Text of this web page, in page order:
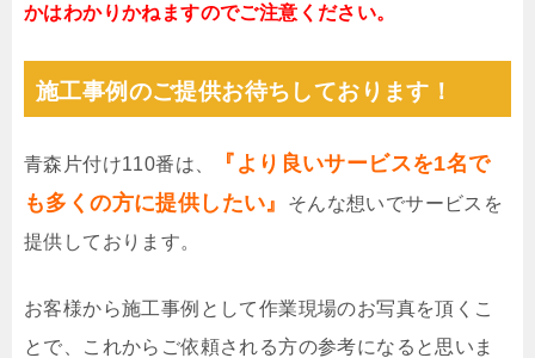
かはわかりかねますのでご注意ください。
施工事例のご提供お待ちしております！
青森片付け110番は、
『より良いサービスを1名で
も多くの方に提供したい』
そんな想いでサービスを
提供しております。
お客様から施工事例として作業現場のお写真を頂くこ
とで、これからご依頼される方の参考になると思いま